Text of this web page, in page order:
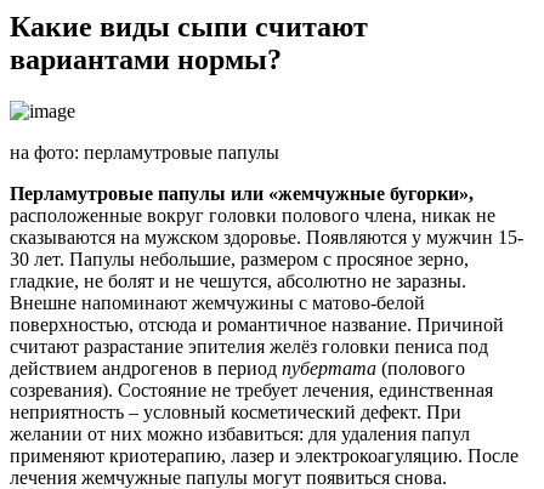
Какие виды сыпи считают
вариантами нормы?
на фото: перламутровые папулы
Перламутровые папулы или «жемчужные бугорки»,
расположенные вокруг головки полового члена, никак не
сказываются на мужском здоровье. Появляются у мужчин 15-
30 лет. Папулы небольшие, размером с просяное зерно,
гладкие, не болят и не чешутся, абсолютно не заразны.
Внешне напоминают жемчужины с матово-белой
поверхностью, отсюда и романтичное название. Причиной
считают разрастание эпителия желёз головки пениса под
действием андрогенов в период пубертата (полового
созревания). Состояние не требует лечения, единственная
неприятность – условный косметический дефект. При
желании от них можно избавиться: для удаления папул
применяют криотерапию, лазер и электрокоагуляцию. После
лечения жемчужные папулы могут появиться снова.